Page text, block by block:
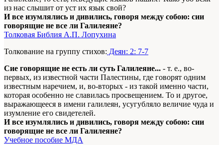
из нас слышит от уст их язык свой?
И все изумлялись и дивились, говоря между собою: сии
говорящие не все ли Галилеяне?
Толковая Библия А.П. Лопухина
Толкование на группу стихов: Деян: 2: 7-7
Сие говорящие не есть ли суть Галилеяне... - т. е., во-
первых, из известной части Палестины, где говорят одним
известным наречием, и, во-вторых - из такой именно части,
которая особенно не славилась просвещением. То и другое,
выражающееся в имени галилеян, усугубляло величие чуда и
изумление его свидетелей.
И все изумлялись и дивились, говоря между собою: сии
говорящие не все ли Галилеяне?
Учебное пособие МДА